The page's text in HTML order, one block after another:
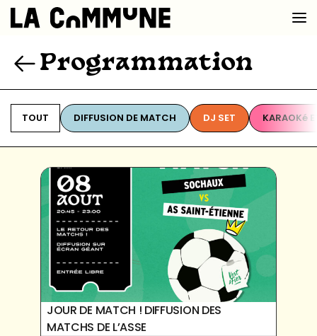
VOIR LA CARTE
CHEFS
BAR CONVIVIAL
PRIVATISER
Programmation
TOUT DIFFUSION DE MATCH DJ SET KARAOKé
JOUR DE MATCH ! DIFFUSION DES
MATCHS DE L’ASSE